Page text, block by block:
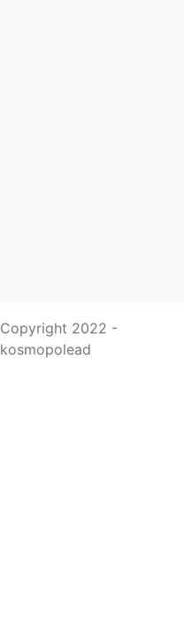
Copyright 2022 -
kosmopolead